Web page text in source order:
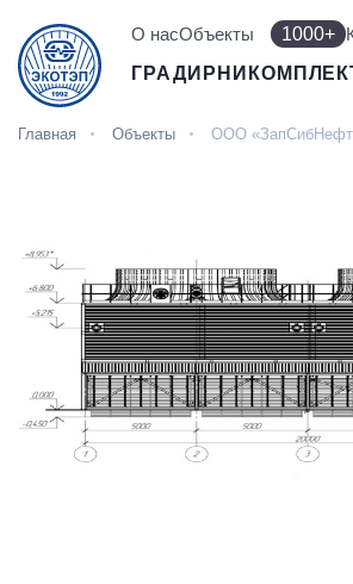
О насОбъекты 1000+
ГРАДИРНИ
Главная Объекты ООО